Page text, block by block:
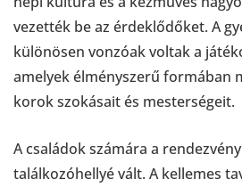
vezették be az érdeklődőket. A
különösen vonzóak voltak a
amelyek élményszerű formában
korok szokásait és mesterségeit.
A családok számára a
találkozóhellyé vált. A kellemes